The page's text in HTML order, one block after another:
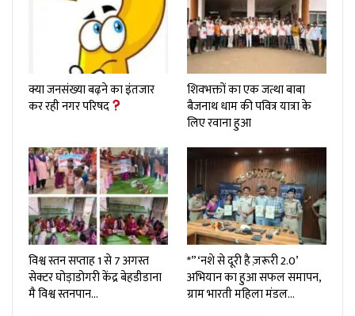
क्या जनसंख्या बढ़ने का इंतजार
कर रही नगर परिषद
शिवभक्तों का एक जत्था बाबा
बैजनाथ धाम की पवित्र यात्रा के
लिए रवाना हुआ
विश्व स्तन सप्ताह 1 से 7 अगस्त
सेक्टर घोड़ाडोगरी केंद्र बेहडीडाना
मै विश्व स्तनपान…
*”‘नशे से दूरी है ज़रूरी 2.0’
अभियान का हुआ सफल समापन,
ग्राम भारती महिला मंडल…